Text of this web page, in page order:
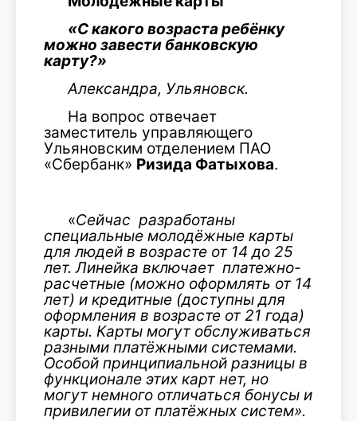
«С какого возраста ребёнку
можно завести банковскую
карту?»
Александра, Ульяновск.
На вопрос отвечает
заместитель управляющего
Ульяновским отделением ПАО
«Сбербанк» Ризида Фатыхова.
«Сейчас разработаны
специальные молодёжные карты
для людей в возрасте от 14 до 25
лет. Линейка включает платежно-
расчетные (можно оформлять от 14
лет) и кредитные (доступны для
оформления в возрасте от 21 года)
карты. Карты могут обслуживаться
разными платёжными системами.
Особой принципиальной разницы в
функционале этих карт нет, но
могут немного отличаться бонусы и
привилегии от платёжных систем».